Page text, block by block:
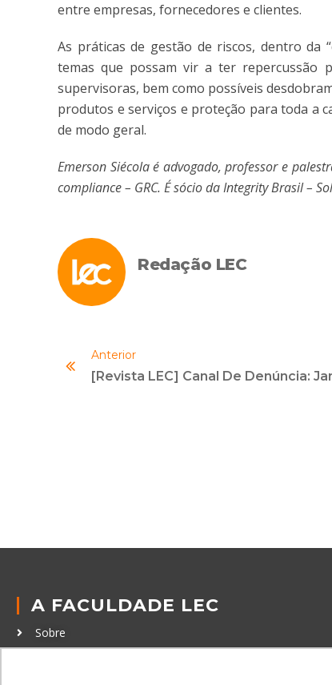
entre empresas, fornecedores e clientes.
As práticas de gestão de riscos, dentro da
temas que possam vir a ter repercussão
supervisoras, bem como possíveis
produtos e serviços e proteção para toda a
de modo geral.
Emerson Siécola é advogado, professor e
compliance – GRC. É sócio da Integrity Brasil –
Redação LEC
Anterior
A FACULDADE LEC
Sobre